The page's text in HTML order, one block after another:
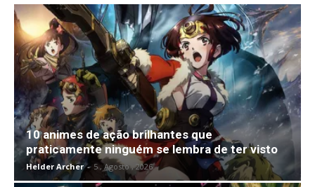
10 animes de ação brilhantes que
praticamente ninguém se lembra de ter visto
Helder Archer - 5 , Agosto , 2026